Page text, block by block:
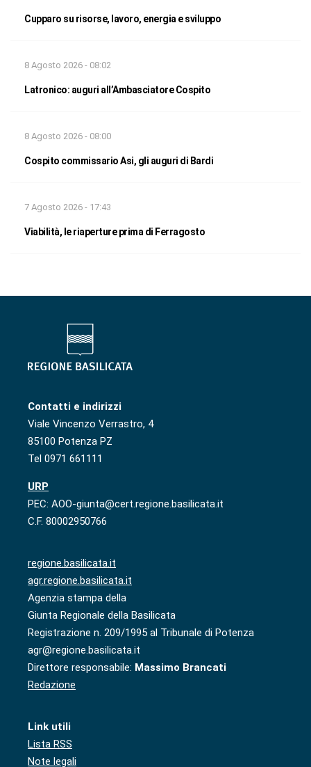
Cupparo su risorse, lavoro, energia e sviluppo
8 Agosto 2026 - 08:02
Latronico: auguri all’Ambasciatore Cospito
8 Agosto 2026 - 08:00
Cospito commissario Asi, gli auguri di Bardi
7 Agosto 2026 - 17:43
Viabilità, le riaperture prima di Ferragosto
Contatti e indirizzi
Viale Vincenzo Verrastro, 4
85100 Potenza PZ
Tel 0971 661111
URP
PEC: AOO-giunta@cert.regione.basilicata.it
C.F. 80002950766
regione.basilicata.it
agr.regione.basilicata.it
Agenzia stampa della
Giunta Regionale della Basilicata
Registrazione n. 209/1995 al Tribunale di Potenza
agr@regione.basilicata.it
Direttore responsabile: Massimo Brancati
Redazione
Link utili
Lista RSS
Note legali